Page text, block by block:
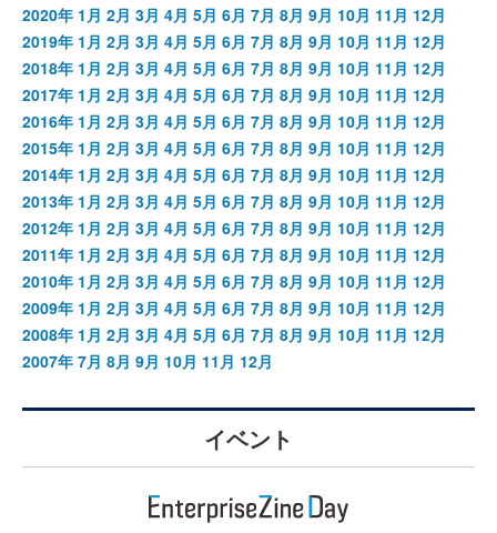
2020年 1月 2月 3月 4月 5月 6月 7月 8月 9月 10月 11月 12月
2019年 1月 2月 3月 4月 5月 6月 7月 8月 9月 10月 11月 12月
2018年 1月 2月 3月 4月 5月 6月 7月 8月 9月 10月 11月 12月
2017年 1月 2月 3月 4月 5月 6月 7月 8月 9月 10月 11月 12月
2016年 1月 2月 3月 4月 5月 6月 7月 8月 9月 10月 11月 12月
2015年 1月 2月 3月 4月 5月 6月 7月 8月 9月 10月 11月 12月
2014年 1月 2月 3月 4月 5月 6月 7月 8月 9月 10月 11月 12月
2013年 1月 2月 3月 4月 5月 6月 7月 8月 9月 10月 11月 12月
2012年 1月 2月 3月 4月 5月 6月 7月 8月 9月 10月 11月 12月
2011年 1月 2月 3月 4月 5月 6月 7月 8月 9月 10月 11月 12月
2010年 1月 2月 3月 4月 5月 6月 7月 8月 9月 10月 11月 12月
2009年 1月 2月 3月 4月 5月 6月 7月 8月 9月 10月 11月 12月
2008年 1月 2月 3月 4月 5月 6月 7月 8月 9月 10月 11月 12月
2007年 7月 8月 9月 10月 11月 12月
イベント